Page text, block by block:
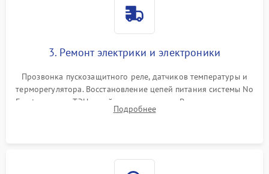
3. Ремонт электрики и электроники
Прозвонка пускозащитного реле, датчиков температуры и
терморегулятора. Восстановление цепей питания системы No
Frost, включая ТЭН оттайки и вентилятор. Ремонт или замена
платы управления при сбоях алгоритмов.
Подробнее